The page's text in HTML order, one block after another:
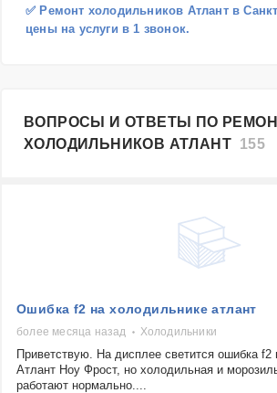
✅ Ремонт холодильников Атлант в
цены на услуги в 1 звонок.
ВОПРОСЫ И ОТВЕТЫ ПО
ХОЛОДИЛЬНИКОВ АТЛАНТ 155
Ошибка f2 на холодильнике атлант
более месяца назад Холодильники
Приветствую. На дисплее светится ошибка f2
Атлант Ноу Фрост, но холодильная и
работают нормально....